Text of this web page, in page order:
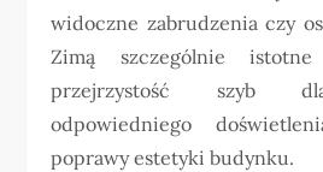
widoczne zabrudzenia czy
Zimą szczególnie
przejrzystość szyb
odpowiedniego
poprawy estetyki budynku.